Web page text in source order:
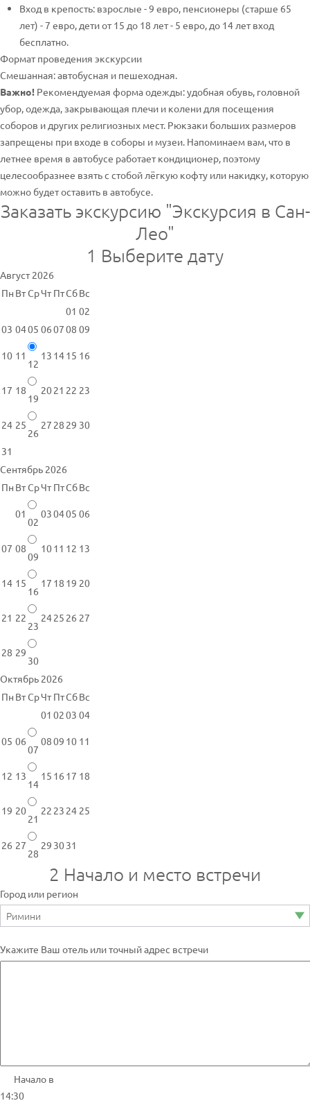
Вход в крепость: взрослые - 9 евро, пенсионеры (старше 65
лет) - 7 евро, дети от 15 до 18 лет - 5 евро, до 14 лет вход
бесплатно.
Формат проведения экскурсии
Смешанная: автобусная и пешеходная.
Важно! Рекомендуемая форма одежды: удобная обувь, головной
убор, одежда, закрывающая плечи и колени для посещения
соборов и других религиозных мест. Рюкзаки больших размеров
запрещены при входе в соборы и музеи. Напоминаем вам, что в
летнее время в автобусе работает кондиционер, поэтому
целесообразнее взять с стобой лёгкую кофту или накидку, которую
можно будет оставить в автобусе.
Заказать экскурсию "Экскурсия в Сан-
Лео"
1 Выберите дату
Август 2026
Пн ВтСрЧт ПтСбВс
01 02
03 0405 060708 09
10 11
12
13 1415 16
17 18
19
2021 22 23
24 25
26
27 28 29 30
31
Сентябрь 2026
Пн ВтСрЧт ПтСбВс
01
02
030405 06
07 08
09
1011 12 13
14 15
16
17 18 19 20
21 22
23
2425 26 27
28 29
30
Октябрь 2026
Пн ВтСрЧт ПтСбВс
01 0203 04
05 06
07
0809 10 11
12 13
14
15 16 17 18
19 20
21
22 23 24 25
26 27
28
29 3031
2 Начало и место встречи
Город или регион
Укажите Ваш отель или точный адрес встречи
Начало в
14:30